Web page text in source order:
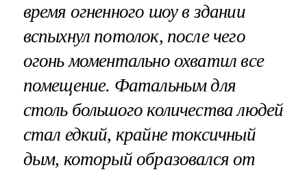
время огненного шоу в здании
вспыхнул потолок, после чего
огонь моментально охватил все
помещение. Фатальным для
столь большого количества людей
стал едкий, крайне токсичный
дым, который образовался от